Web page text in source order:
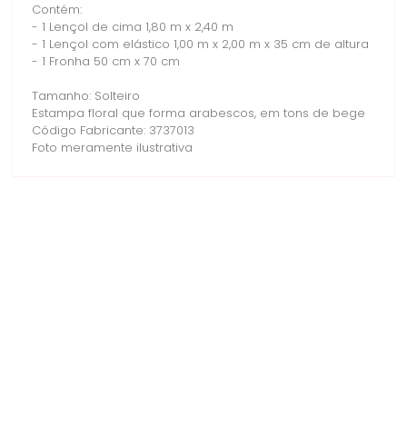
Contém:
- 1 Lençol de cima 1,80 m x 2,40 m
- 1 Lençol com elástico 1,00 m x 2,00 m x 35 cm de altura
- 1 Fronha 50 cm x 70 cm
Tamanho: Solteiro
Estampa floral que forma arabescos, em tons de bege
Código Fabricante: 3737013
Foto meramente ilustrativa